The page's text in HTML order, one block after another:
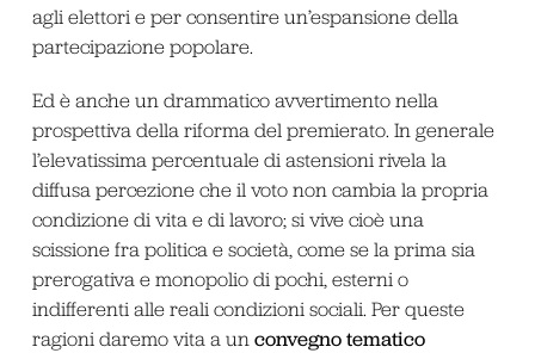
agli elettori e per consentire un’espansione della
partecipazione popolare.
Ed è anche un drammatico avvertimento nella
prospettiva della riforma del premierato. In generale
l’elevatissima percentuale di astensioni rivela la
diffusa percezione che il voto non cambia la propria
condizione di vita e di lavoro; si vive cioè una
scissione fra politica e società, come se la prima sia
prerogativa e monopolio di pochi, esterni o
indifferenti alle reali condizioni sociali. Per queste
ragioni daremo vita a un convegno tematico